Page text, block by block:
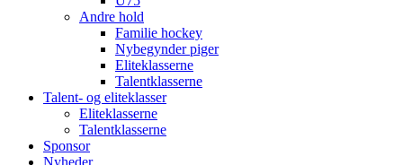
Andre hold
Familie hockey
Nybegynder piger
Eliteklasserne
Talentklasserne
Talent- og eliteklasser
Eliteklasserne
Talentklasserne
Sponsor
Nyheder